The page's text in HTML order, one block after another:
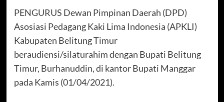
PENGURUS Dewan Pimpinan Daerah (DPD)
Asosiasi Pedagang Kaki Lima Indonesia (APKLI)
Kabupaten Belitung Timur
beraudiensi/silaturahim dengan Bupati Belitung
Timur, Burhanuddin, di kantor Bupati Manggar
pada Kamis (01/04/2021).